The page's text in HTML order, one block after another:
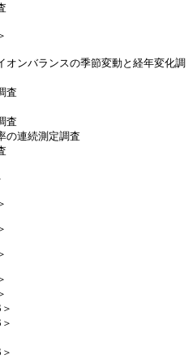
オンバランスの季節変動と経年変化調
査
査
の連続測定調査